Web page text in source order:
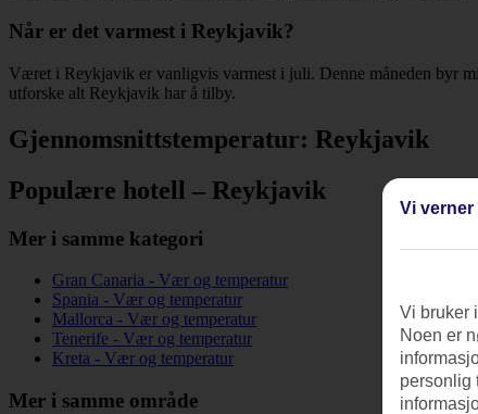
Når er det varmest i Reykjavik?
Været i Reykjavik er vanligvis varmest i juli. Denne måneden byr
utforske alt Reykjavik har å tilby.
Gjennomsnittstemperatur: Reykjavik
Populære hotell – Reykjavik
Mer i samme kategori
Gran Canaria - Vær og temperatur
Spania - Vær og temperatur
Mallorca - Vær og temperatur
Tenerife - Vær og temperatur
Kreta - Vær og temperatur
Mer i samme område
Vi
Vi bruker
Noen er
personlig